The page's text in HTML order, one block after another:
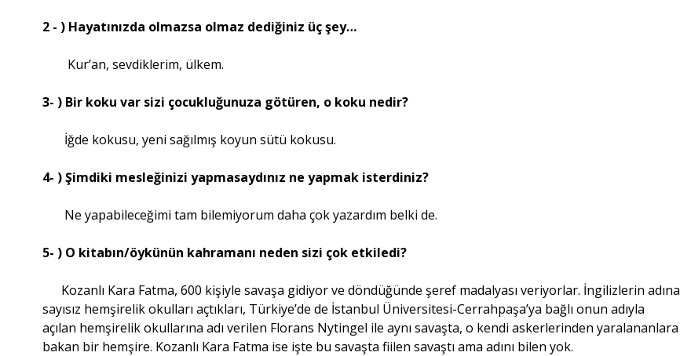
2 - ) Hayatınızda olmazsa olmaz dediğiniz üç şey…
Kur’an, sevdiklerim, ülkem.
3- ) Bir koku var sizi çocukluğunuza götüren, o koku nedir?
İğde kokusu, yeni sağılmış koyun sütü kokusu.
4- ) Şimdiki mesleğinizi yapmasaydınız ne yapmak isterdiniz?
Ne yapabileceğimi tam bilemiyorum daha çok yazardım belki de.
5- ) O kitabın/öykünün kahramanı neden sizi çok etkiledi?
Kozanlı Kara Fatma, 600 kişiyle savaşa gidiyor ve döndüğünde şeref madalyası veriyorlar. İngilizlerin adına
sayısız hemşirelik okulları açtıkları, Türkiye’de de İstanbul Üniversitesi-Cerrahpaşa’ya bağlı onun adıyla
açılan hemşirelik okullarına adı verilen Florans Nytingel ile aynı savaşta, o kendi askerlerinden yaralananlara
bakan bir hemşire. Kozanlı Kara Fatma ise işte bu savaşta fiilen savaştı ama adını bilen yok.